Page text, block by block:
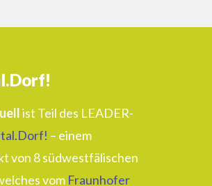
ist Teil des LEADER-
– einem
von 8 südwestfälischen
vom Fraunhofer